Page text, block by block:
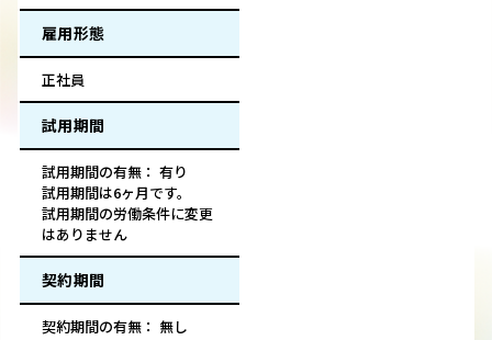
雇用形態
正社員
試用期間
試用期間の有無： 有り
試用期間は6ヶ月です。
試用期間の労働条件に変更
はありません
契約期間
契約期間の有無： 無し